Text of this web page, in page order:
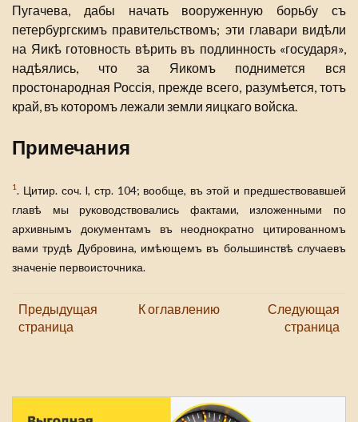
Пугачева, дабы начать вооруженную борьбу съ
петербургскимъ правительствомъ; эти главари видѣли
на Яикѣ готовность вѣрить въ подлинность «государя»,
надѣялись, что за Яикомъ поднимется вся
простонародная Россія, прежде всего, разумѣется, тотъ
край, въ которомъ лежали земли яицкаго войска.
Примечания
1. Цитир. соч. I, стр. 104; вообще, въ этой и предшествовавшей
главѣ мы руководствовались фактами, изложенными по
архивнымъ документамъ въ неоднократно цитированномъ
вами трудѣ Дубровина, имѣющемъ въ большинствѣ случаевъ
значеніе первоисточника.
Предыдущая
страница
К оглавлению
Следующая
страница